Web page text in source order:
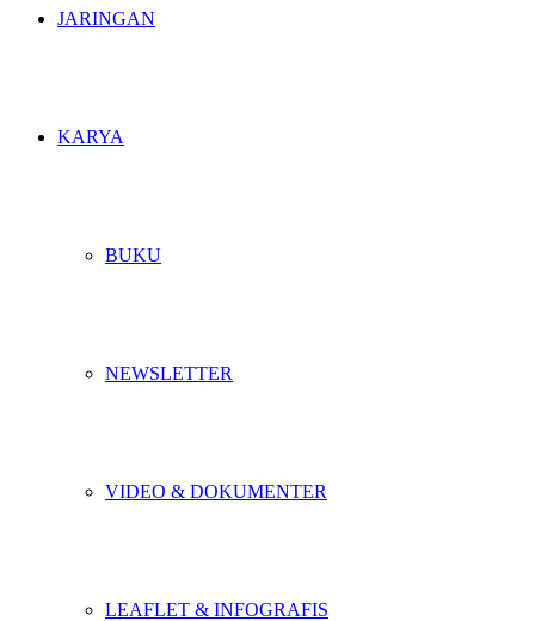
JARINGAN
KARYA
BUKU
NEWSLETTER
VIDEO & DOKUMENTER
LEAFLET & INFOGRAFIS